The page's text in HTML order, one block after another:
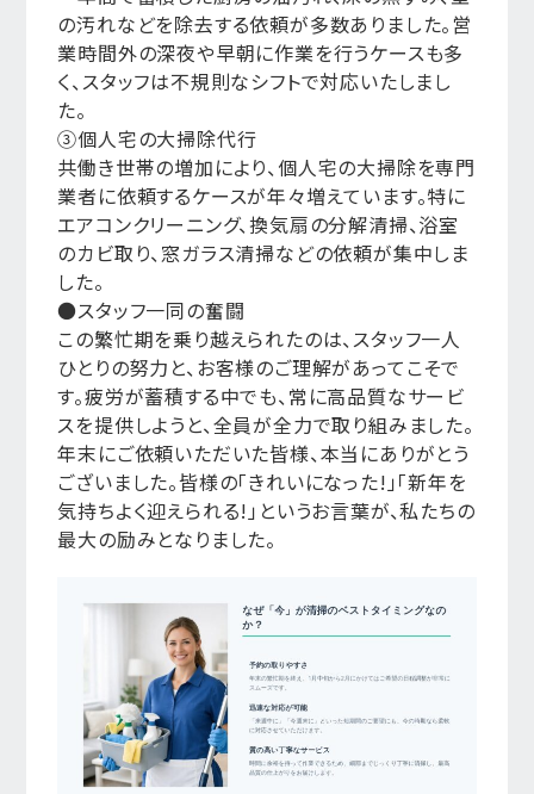
の汚れなどを除去する依頼が多数ありました。営
業時間外の深夜や早朝に作業を行うケースも多
く、スタッフは不規則なシフトで対応いたしまし
た。
③個人宅の大掃除代行
共働き世帯の増加により、個人宅の大掃除を専門
業者に依頼するケースが年々増えています。特に
エアコンクリーニング、換気扇の分解清掃、浴室
のカビ取り、窓ガラス清掃などの依頼が集中しま
した。
●スタッフ一同の奮闘
この繁忙期を乗り越えられたのは、スタッフ一人
ひとりの努力と、お客様のご理解があってこそで
す。疲労が蓄積する中でも、常に高品質なサービ
スを提供しようと、全員が全力で取り組みました。
年末にご依頼いただいた皆様、本当にありがとう
ございました。皆様の「きれいになった!」「新年を
気持ちよく迎えられる!」というお言葉が、私たちの
最大の励みとなりました。